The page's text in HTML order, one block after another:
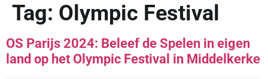
Tag: Olympic Festival
OS Parijs 2024: Beleef de Spelen in eigen
land op het Olympic Festival in Middelkerke